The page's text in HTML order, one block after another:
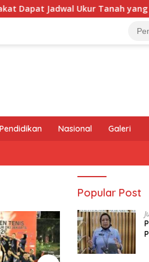
Jadwal Ukur Tanah yang
Pendidikan Nasional Galeri
Popular Post